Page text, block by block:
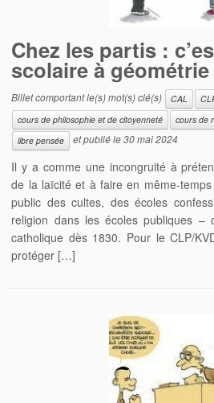
Chez les partis :
scolaire à
Billet comportant le(s) mot(s) clé(s) CAL
cours de philosophie et de citoyenneté
cours de
libre pensée
et publié le30 mai 2024
Il y a comme une incongruité à
de la laïcité et à faire en même-
public des cultes, des écoles
religion dans les écoles publiques –
catholique dès 1830. Pour le CLP/
protéger […]